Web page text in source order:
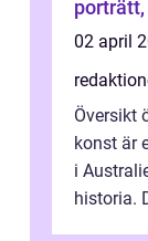
02 april
Översikt
konst är
i
historia.